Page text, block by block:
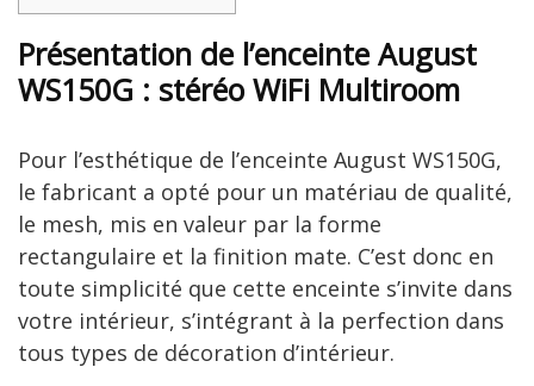
Présentation de l’enceinte August
WS150G : stéréo WiFi Multiroom
Pour l’esthétique de l’enceinte August WS150G,
le fabricant a opté pour un matériau de qualité,
le mesh, mis en valeur par la forme
rectangulaire et la finition mate. C’est donc en
toute simplicité que cette enceinte s’invite dans
votre intérieur, s’intégrant à la perfection dans
tous types de décoration d’intérieur.